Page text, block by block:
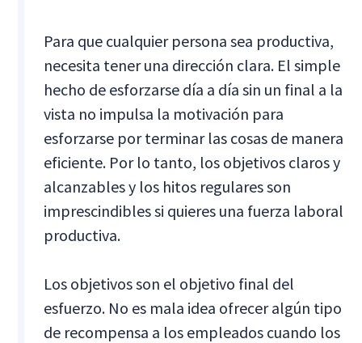
Para que cualquier persona sea productiva,
necesita tener una dirección clara. El simple
hecho de esforzarse día a día sin un final a la
vista no impulsa la motivación para
esforzarse por terminar las cosas de manera
eficiente. Por lo tanto, los objetivos claros y
alcanzables y los hitos regulares son
imprescindibles si quieres una fuerza laboral
productiva.
Los objetivos son el objetivo final del
esfuerzo. No es mala idea ofrecer algún tipo
de recompensa a los empleados cuando los